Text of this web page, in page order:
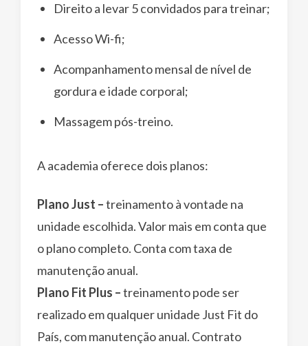
Direito a levar 5 convidados para treinar;
Acesso Wi-fi;
Acompanhamento mensal de nível de
gordura e idade corporal;
Massagem pós-treino.
A academia oferece dois planos:
Plano Just –treinamento à vontade na
unidade escolhida. Valor mais em conta que
o plano completo. Conta com taxa de
manutenção anual.
Plano Fit Plus –treinamento pode ser
realizado em qualquer unidade Just Fit do
País, com manutenção anual. Contrato